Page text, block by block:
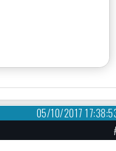
05/10/2017